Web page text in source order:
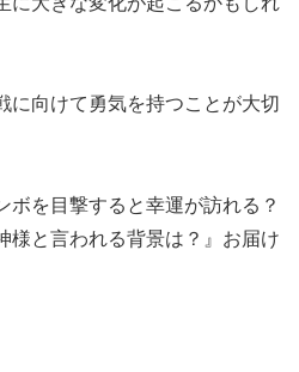
に向けて勇気を持つことが大切
ボを目撃すると幸運が訪れる？
様と言われる背景は？』お届け